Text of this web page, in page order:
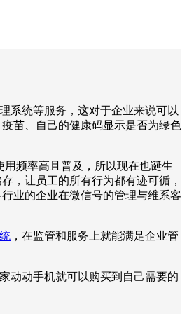
系统等服务，这对于企业来说可以
苗、自己的健康码显示是否为绿色
频率高且普及，所以现在也诞生
，让员工的所有行为都有迹可循，
业的企业在微信号的管理与维系客
，在监管和服务上就能满足企业管
动动手机就可以购买到自己需要的